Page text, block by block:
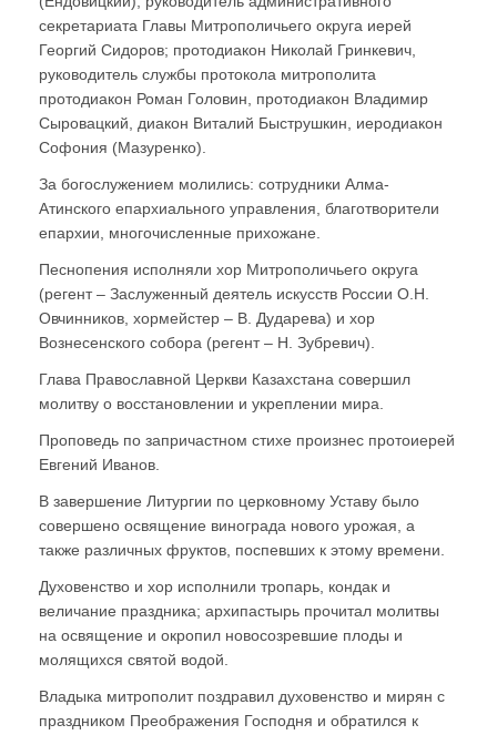
секретариата Главы Митрополичьего округа иерей
Георгий Сидоров; протодиакон Николай Гринкевич,
руководитель службы протокола митрополита
протодиакон Роман Головин, протодиакон Владимир
Сыровацкий, диакон Виталий Быструшкин, иеродиакон
Софония (Мазуренко).
За богослужением молились: сотрудники Алма-
Атинского епархиального управления, благотворители
епархии, многочисленные прихожане.
Песнопения исполняли хор Митрополичьего округа
(регент – Заслуженный деятель искусств России О.Н.
Овчинников, хормейстер – В. Дударева) и хор
Вознесенского собора (регент – Н. Зубревич).
Глава Православной Церкви Казахстана совершил
молитву о восстановлении и укреплении мира.
Проповедь по запричастном стихе произнес протоиерей
Евгений Иванов.
В завершение Литургии по церковному Уставу было
совершено освящение винограда нового урожая, а
также различных фруктов, поспевших к этому времени.
Духовенство и хор исполнили тропарь, кондак и
величание праздника; архипастырь прочитал молитвы
на освящение и окропил новосозревшие плоды и
молящихся святой водой.
Владыка митрополит поздравил духовенство и мирян с
праздником Преображения Господня и обратился к